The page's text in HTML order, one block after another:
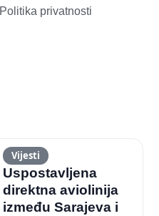
Politika privatnosti
Vijesti
Uspostavljena
direktna aviolinija
između Sarajeva i